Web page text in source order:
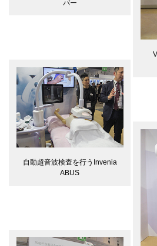
バー
自動超音波検査を行うInvenia
ABUS